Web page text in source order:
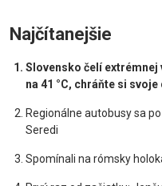
Najčítanejšie
Slovensko čelí extrémnej
na 41 °C, chráňte si
Regionálne autobusy sa
Seredi
Spomínali na rómsky